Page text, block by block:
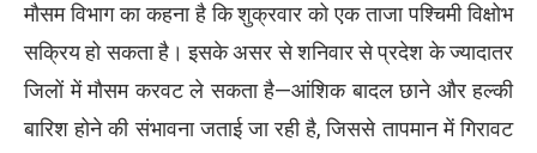
मौसम विभाग का कहना है कि शुक्रवार को एक ताजा पश्चिमी विक्षोभ
सक्रिय हो सकता है। इसके असर से शनिवार से प्रदेश के ज्यादातर
जिलों में मौसम करवट ले सकता है—आंशिक बादल छाने और हल्की
बारिश होने की संभावना जताई जा रही है, जिससे तापमान में गिरावट